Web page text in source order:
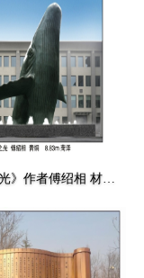
《蓝鲸之光》作者傅绍相 材质青铜 高度8.83m 安放：山东菏泽